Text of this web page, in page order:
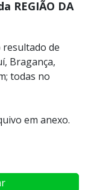
REGIÃO DA
resultado de
Bragança,
todas no
em anexo.